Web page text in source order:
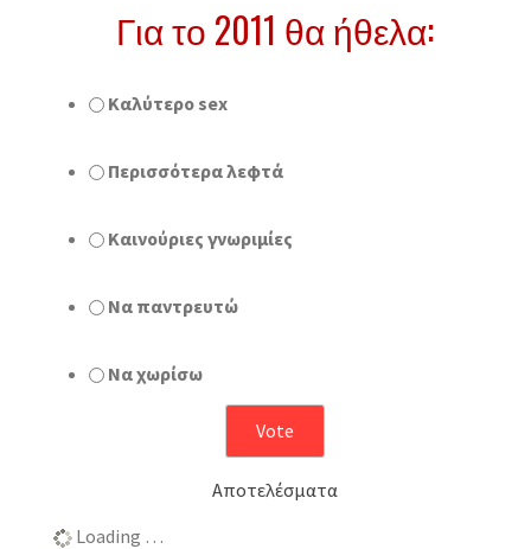
Για το 2011 θα ήθελα:
Καλύτερο sex
Περισσότερα λεφτά
Καινούριες γνωριμίες
Να παντρευτώ
Να χωρίσω
Αποτελέσματα
Loading …